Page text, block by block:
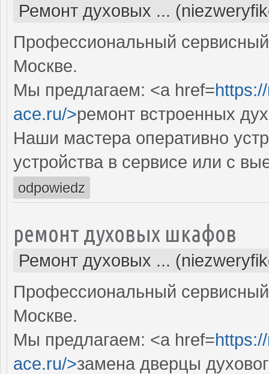
Ремонт духовых ...
Профессиональный
Москве.
Мы предлагаем: <a href=
ace.ru/>ремонт встроенных
Наши мастера оперативно
устройства в сервисе или с
odpowiedz
ремонт духовых шкафов
Ремонт духовых ...
Профессиональный
Москве.
Мы предлагаем: <a href=
ace.ru/>замена дверцы